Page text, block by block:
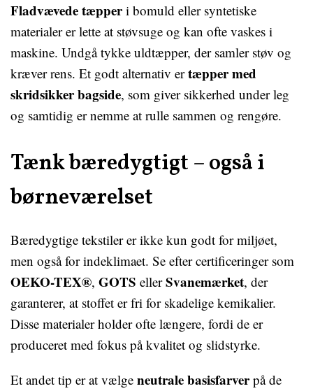
Fladvævede tæpperi bomuld eller syntetiske
materialer er lette at støvsuge og kan ofte vaskes i
maskine. Undgå tykke uldtæpper, der samler støv og
kræver rens. Et godt alternativ ertæpper med
skridsikker bagside, som giver sikkerhed under leg
og samtidig er nemme at rulle sammen og rengøre.
Tænk bæredygtigt – også i
børneværelset
Bæredygtige tekstiler er ikke kun godt for miljøet,
men også for indeklimaet. Se efter certificeringer som
OEKO-TEX®, GOTS ellerSvanemærket, der
garanterer, at stoffet er fri for skadelige kemikalier.
Disse materialer holder ofte længere, fordi de er
produceret med fokus på kvalitet og slidstyrke.
Et andet tip er at vælge neutrale basisfarverpå de